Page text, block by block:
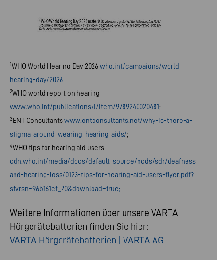
1WHO World Hearing Day 2026who.int/campaigns/world-
hearing-day/2026
2WHO world report on hearing
www.who.int/publications/i/item/9789240020481;
3ENT Consultantswww.entconsultants.net/why-is-there-a-
stigma-around-wearing-hearing-aids/;
4WHO tips for hearing aid users
cdn.who.int/media/docs/default-source/ncds/sdr/deafness-
and-hearing-loss/0123-tips-for-hearing-aid-users-flyer.pdf?
sfvrsn=96b161cf_20&download=true;
Weitere Informationen über unsere VARTA
Hörgerätebatterien finden Sie hier:
VARTA Hörgerätebatterien | VARTA AG